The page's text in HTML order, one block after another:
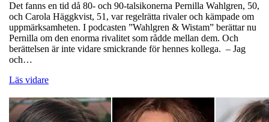
Det fanns en tid då 80- och 90-talsikonerna Pernilla Wahlgren, 50,
och Carola Häggkvist, 51, var regelrätta rivaler och kämpade om
uppmärksamheten. I podcasten ”Wahlgren & Wistam” berättar nu
Pernilla om den enorma rivalitet som rådde mellan dem. Och
berättelsen är inte vidare smickrande för hennes kollega. – Jag
och…
Läs vidare